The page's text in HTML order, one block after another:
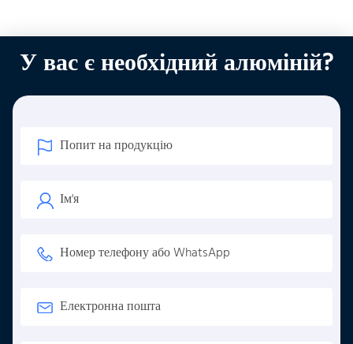
У вас є необхідний алюміній?